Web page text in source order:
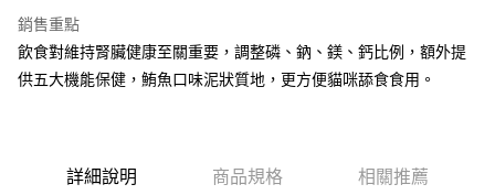
元大商業銀行
台新國際商業銀行
中國信託商業銀行
台灣樂天信用卡公司
聯邦商業銀行
元大商業銀行
永豐商業銀行
玉山商業銀行
星展（台灣）商業銀行
街口支付
悠遊付
AFTEE先享後付是「在收到商品之後才付款」的支付方式。 讓您購物簡單
便利好安心！
銷售重點
飲食對維持腎臟健康至關重要，調整磷、鈉、鎂、鈣比例，額外提
供五大機能保健，鮪魚口味泥狀質地，更方便貓咪舔食食用。
詳細說明 商品規格 相關推薦